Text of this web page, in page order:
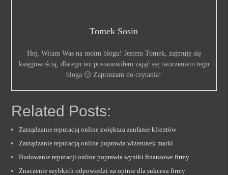
Tomek Sosin
Hej, Witam Was na moim blogu! Jestem Tomek, zajmuję się
księgowością, dlatego też postanowiłem zająć się tworzeniem tego
bloga 🙂 Zapraszam do czytania!
Related Posts:
Zarządzanie reputacją online zwiększa zaufanie klientów
Zarządzanie reputacją online poprawia wizerunek marki
Budowanie reputacji online poprawia wyniki finansowe firmy
Znaczenie szybkich odpowiedzi na opinie dla sukcesu firmy